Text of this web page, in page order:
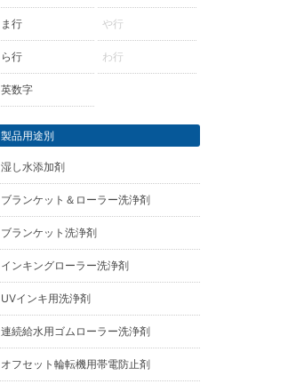
ま行 や行
ら行 わ行
英数字
製品用途別
湿し水添加剤
ブランケット＆ローラー洗浄剤
ブランケット洗浄剤
インキングローラー洗浄剤
UVインキ用洗浄剤
連続給水用ゴムローラー洗浄剤
オフセット輪転機用帯電防止剤